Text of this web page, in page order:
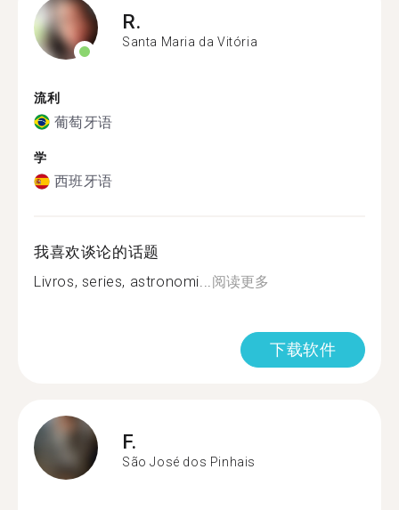
R.
Santa Maria da Vitória
流利
葡萄牙语
学
西班牙语
我喜欢谈论的话题
Livros, series, astronomi...阅读更多
下载软件
F.
São José dos Pinhais